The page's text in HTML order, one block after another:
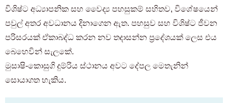
විශිෂ්ට අධ්‍යාපනික සහ වෛද්‍ය පහසුකම් සහිතව, විශේෂයෙන්
පවුල් අතර අවධානය දිනාගෙන ඇත. පහසුව සහ විශිෂ්ට ජීවන
පරිසරයක් ඒකාබද්ධ කරන නව තදාසන්න ප්‍රදේශයක් ලෙස එය
බෙහෙවින් සැලකේ.
මුසාෂි-කොසුගි දුම්රිය ස්ථානය අවට දේපල මෙතැනින්
සොයාගත හැකිය.